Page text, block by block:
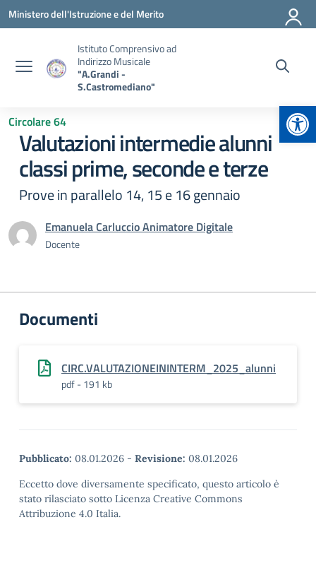
Vai ai contenuti
Vai al menu di navigazione
Vai al footer
Ministero dell'Istruzione e del Merito
Istituto Comprensivo ad
Indirizzo Musicale
"A.Grandi -
S.Castromediano"
Circolare 64
Valutazioni intermedie alunni
classi prime, seconde e terze
Prove in parallelo 14, 15 e 16 gennaio
Emanuela Carluccio Animatore Digitale
Docente
Documenti
CIRC.VALUTAZIONEININTERM_2025_alunni
pdf - 191 kb
Pubblicato: 08.01.2026 - Revisione: 08.01.2026
Eccetto dove diversamente specificato, questo articolo è
stato rilasciato sotto Licenza Creative Commons
Attribuzione 4.0 Italia.